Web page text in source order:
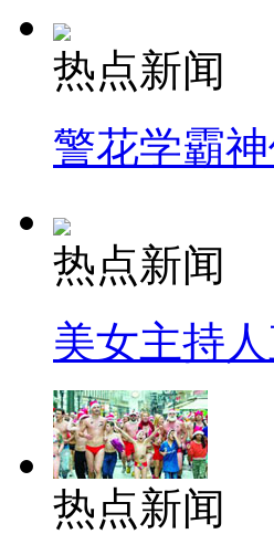
热点新闻
警花学霸
热点新闻
美女主持
热点新闻